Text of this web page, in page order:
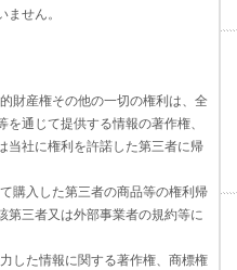
せん。
財産権その他の一切の権利は、全
通じて提供する情報の著作権、
当社に権利を許諾した第三者に帰
購入した第三者の商品等の権利帰
第三者又は外部事業者の規約等に
した情報に関する著作権、商標権